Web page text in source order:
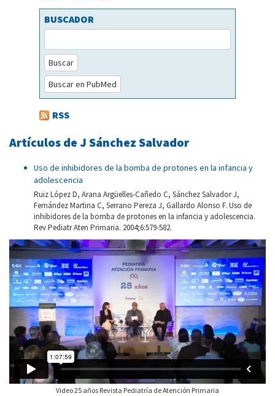
BUSCADOR
Buscar
Buscar en PubMed
RSS
Artículos de J Sánchez Salvador
Uso de inhibidores de la bomba de protones en la infancia y
adolescencia
Ruiz López D, Arana Argüelles-Cañedo C, Sánchez Salvador J,
Fernández Martina C, Serrano Pereza J, Gallardo Alonso F. Uso de
inhibidores de la bomba de protones en la infancia y adolescencia.
Rev Pediatr Aten Primaria. 2004;6:579-582.
Video 25 años Revista Pediatría de Atención Primaria